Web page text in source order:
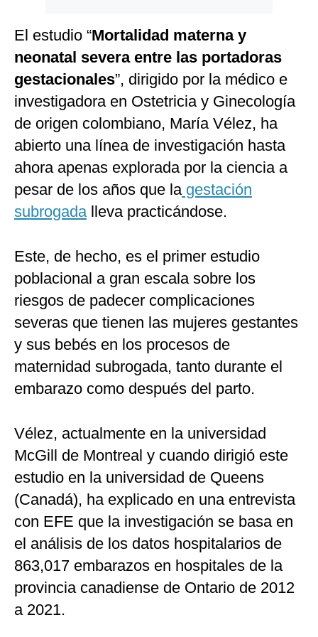
El estudio “Mortalidad materna y
neonatal severa entre las portadoras
gestacionales”, dirigido por la médico e
investigadora en Ostetricia y Ginecología
de origen colombiano, María Vélez, ha
abierto una línea de investigación hasta
ahora apenas explorada por la ciencia a
pesar de los años que lagestación
subrogadalleva practicándose.
Este, de hecho, es el primer estudio
poblacional a gran escala sobre los
riesgos de padecer complicaciones
severas que tienen las mujeres gestantes
y sus bebés en los procesos de
maternidad subrogada, tanto durante el
embarazo como después del parto.
Vélez, actualmente en la universidad
McGill de Montreal y cuando dirigió este
estudio en la universidad de Queens
(Canadá), ha explicado en una entrevista
con EFE que la investigación se basa en
el análisis de los datos hospitalarios de
863,017 embarazos en hospitales de la
provincia canadiense de Ontario de 2012
a 2021.